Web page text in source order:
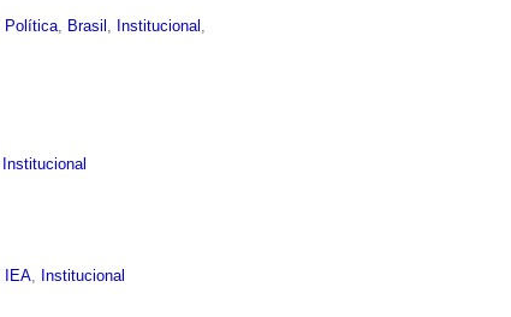
Política Brasil Institucional
Institucional
IEA, Institucional